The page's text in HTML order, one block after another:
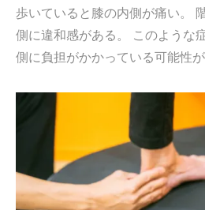
歩いていると膝の内側が痛い。
側に違和感がある。 このような
側に負担がかかっている可能性